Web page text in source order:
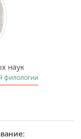
наук
филологии